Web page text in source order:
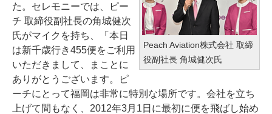
Peach Aviation株式会社 取締
役副社長 角城健次氏
た。セレモニーでは、ピー
チ 取締役副社長の角城健次
氏がマイクを持ち、「本日
は新千歳行き455便をご利用
いただきまして、まことに
ありがとうございます。ピ
ーチにとって福岡は非常に特別な場所です。会社を立ち
上げて間もなく、2012年3月1日に最初に便を飛ばし始め